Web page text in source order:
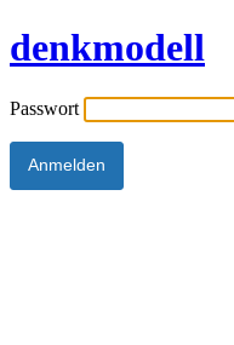
denkmodell
Passwort